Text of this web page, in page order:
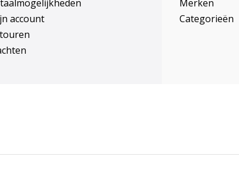
account
Merken
Categorieën